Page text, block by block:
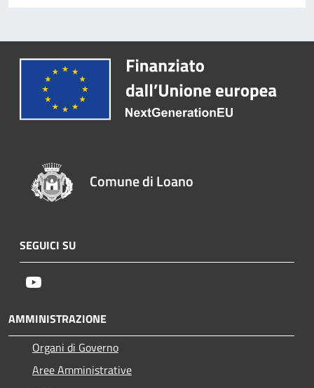
Comune di Loano
SEGUICI SU
AMMINISTRAZIONE
Organi di Governo
Aree Amministrative